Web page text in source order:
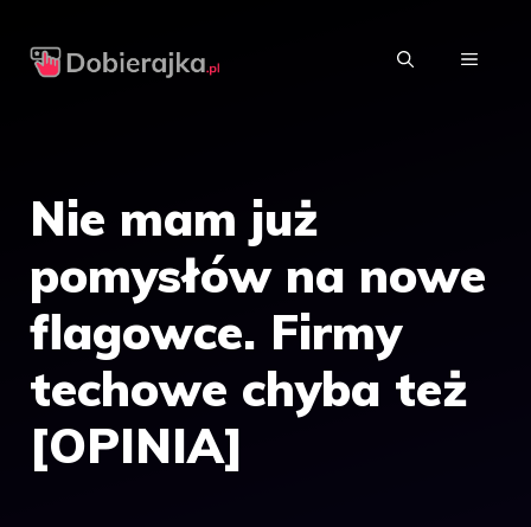
MENU
Nie mam już
pomysłów na nowe
flagowce. Firmy
techowe chyba też
[OPINIA]